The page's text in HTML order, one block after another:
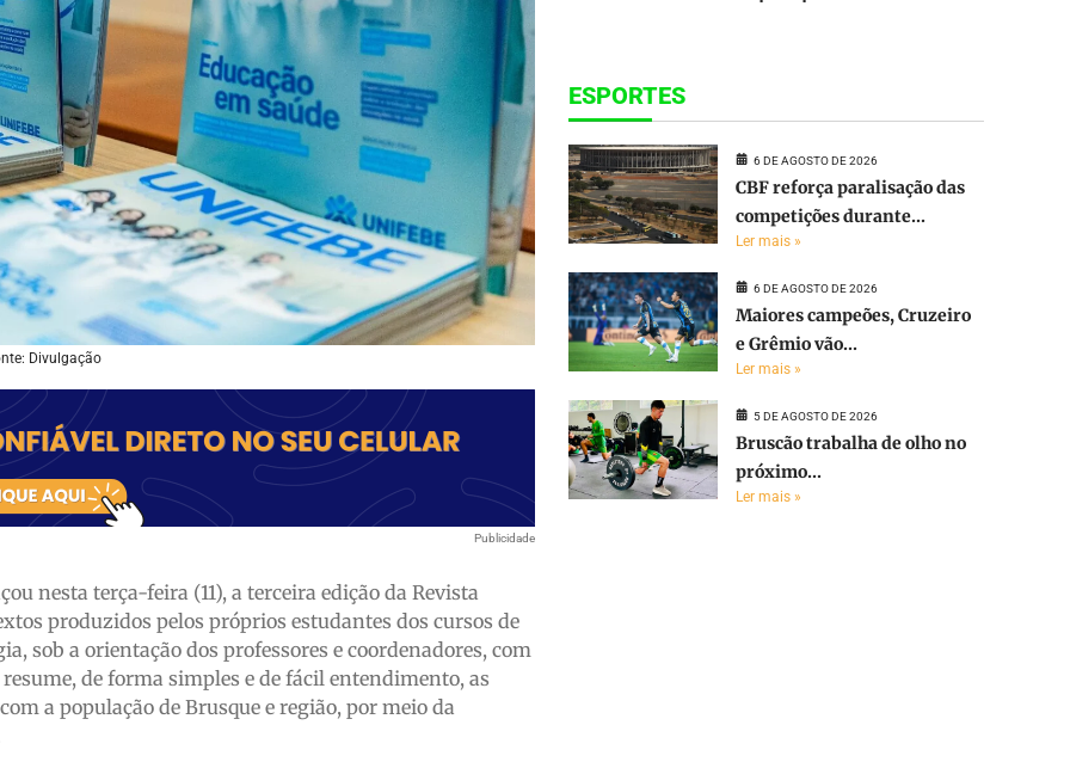
Divulgação
Publicidade
nesta terça-feira (11), a terceira edição da Revista
produzidos pelos próprios estudantes dos cursos de
sob a orientação dos professores e coordenadores, com
de forma simples e de fácil entendimento, as
a população de Brusque e região, por meio da
ESPORTES
6 DE AGOSTO DE 2026
CBF reforça paralisação das
competições durante...
Ler mais »
6 DE AGOSTO DE 2026
Maiores campeões, Cruzeiro
e Grêmio vão...
Ler mais »
5 DE AGOSTO DE 2026
Bruscão trabalha de olho no
próximo...
Ler mais »